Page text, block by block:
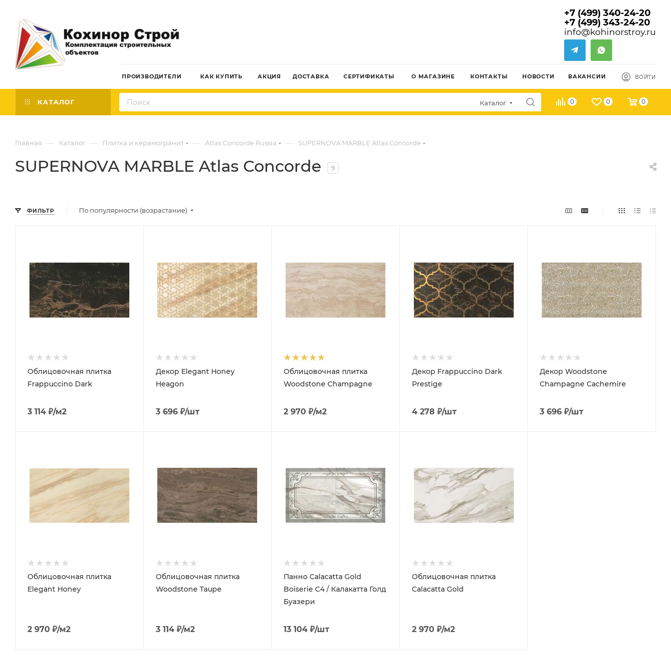
+7 (499) 340-24-20
+7 (499) 343-24-20
info@kohinorstroy.ru
ПРОИЗВОДИТЕЛИ КАК КУПИТЬ АКЦИЯ ДОСТАВКА СЕРТИФИКАТЫ О МАГАЗИНЕ КОНТАКТЫ НОВОСТИ ВАКАНСИИ ВОЙТИ
КАТАЛОГ Каталог 0 0 0
Главная — Каталог — Плитка и керамогранит — Atlas Concorde Russia — SUPERNOVA MARBLE Atlas Concorde
SUPERNOVA MARBLE Atlas Concorde 9
ФИЛЬТР По популярности (возрастание)
Облицовочная плитка
Frappuccino Dark
3 114 ₽/м2
Декор Elegant Honey
Heagon
3 696₽/шт
Облицовочная плитка
Woodstone Champagne
2 970 ₽/м2
Декор Frappuccino Dark
Prestige
4 278 ₽/шт
Декор Woodstone
Champagne Cachemire
3 696 ₽/шт
Облицовочная плитка
Elegant Honey
2 970 ₽/м2
Облицовочная плитка
Woodstone Taupe
3 114₽/м2
Панно Calacatta Gold
Boiserie C4 / Калакатта Голд
Буазери
13 104 ₽/шт
Облицовочная плитка
Calacatta Gold
2 970₽/м2